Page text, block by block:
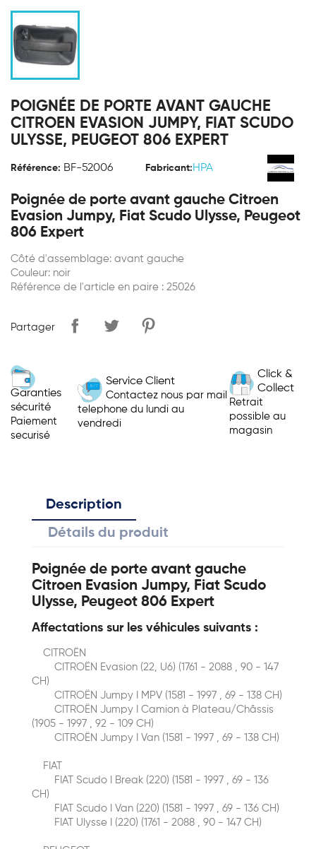
POIGNÉE DE PORTE AVANT GAUCHE
CITROEN EVASION JUMPY, FIAT SCUDO
ULYSSE, PEUGEOT 806 EXPERT
Référence: BF-52006 Fabricant: HPA
Poignée de porte avant gauche Citroen
Evasion Jumpy, Fiat Scudo Ulysse, Peugeot
806 Expert
Côté d'assemblage: avant gauche
Couleur: noir
Référence de l'article en paire : 25026
Partager
Garanties
sécurité
Paiement
securisé
Service Client
Contactez nous par mail
telephone du lundi au
vendredi
Click &
Collect
Retrait
possible au
magasin
Description
Détails du produit
Poignée de porte avant gauche
Citroen Evasion Jumpy, Fiat Scudo
Ulysse, Peugeot 806 Expert
Affectations sur les véhicules suivants :
CITROËN
CITROËN Evasion (22, U6) (1761 - 2088 , 90 - 147
CH)
CITROËN Jumpy I MPV (1581 - 1997 , 69 - 138 CH)
CITROËN Jumpy I Сamion à Plateau/Сhâssis
(1905 - 1997 , 92 - 109 CH)
CITROËN Jumpy I Van (1581 - 1997 , 69 - 138 CH)
FIAT
FIAT Scudo I Break (220) (1581 - 1997 , 69 - 136
CH)
FIAT Scudo I Van (220) (1581 - 1997 , 69 - 136 CH)
FIAT Ulysse I (220) (1761 - 2088 , 90 - 147 CH)